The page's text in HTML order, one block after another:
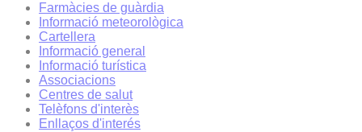
Farmàcies de guàrdia
Informació meteorològica
Cartellera
Informació general
Informació turística
Associacions
Centres de salut
Telèfons d'interès
Enllaços d'interés